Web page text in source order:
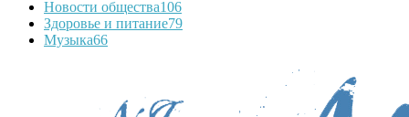
Новости общества106
Здоровье и питание79
Музыка66